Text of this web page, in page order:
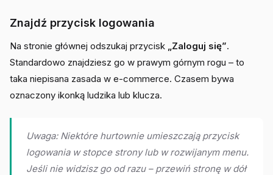
Znajdź przycisk logowania
Na stronie głównej odszukaj przycisk „Zaloguj się”.
Standardowo znajdziesz go w prawym górnym rogu – to
taka niepisana zasada w e-commerce. Czasem bywa
oznaczony ikonką ludzika lub klucza.
Uwaga: Niektóre hurtownie umieszczają przycisk
logowania w stopce strony lub w rozwijanym menu.
Jeśli nie widzisz go od razu – przewiń stronę w dół